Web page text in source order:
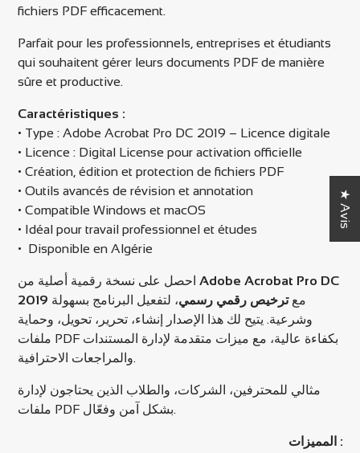
fichiers PDF efficacement.
Parfait pour les professionnels, entreprises et étudiants
qui souhaitent gérer leurs documents PDF de manière
sûre et productive.
Caractéristiques :
• Type : Adobe Acrobat Pro DC 2019 – Licence digitale
• Licence : Digital License pour activation officielle
• Création, édition et protection de fichiers PDF
• Outils avancés de révision et annotation
• Compatible Windows et macOS
• Idéal pour travail professionnel et études
• Disponible en Algérie
Adobe Acrobat Pro DC
2019
معترخيص رقمي رسمي، لتفعيل البرنامج بسهولة
وشرعية. يتيح لك هذا الإصدار إنشاء، تحرير، تحويل، وحماية
ملفات PDF بكفاءة عالية، مع ميزات متقدمة لإدارة المستندات
والمراجعات الاحترافية.
مثالي للمحترفين، الشركات، والطلاب الذين يحتاجون لإدارة
ملفات PDF بشكل آمن وفعّال.
المميزات :
★ Avis